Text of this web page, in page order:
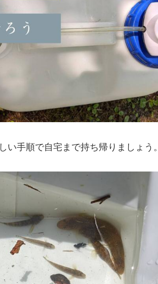
手順で自宅まで持ち帰りましょう。